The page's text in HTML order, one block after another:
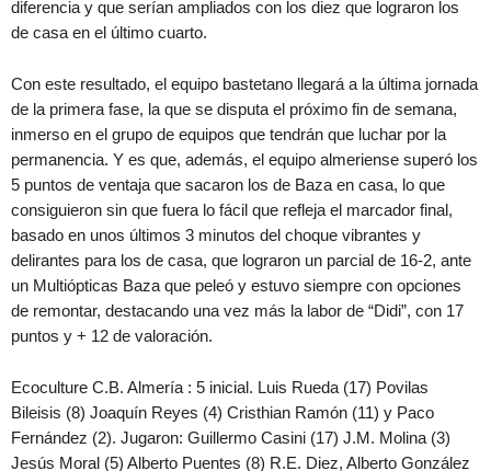
diferencia y que serían ampliados con los diez que lograron los
de casa en el último cuarto.
Con este resultado, el equipo bastetano llegará a la última jornada
de la primera fase, la que se disputa el próximo fin de semana,
inmerso en el grupo de equipos que tendrán que luchar por la
permanencia. Y es que, además, el equipo almeriense superó los
5 puntos de ventaja que sacaron los de Baza en casa, lo que
consiguieron sin que fuera lo fácil que refleja el marcador final,
basado en unos últimos 3 minutos del choque vibrantes y
delirantes para los de casa, que lograron un parcial de 16-2, ante
un Multiópticas Baza que peleó y estuvo siempre con opciones
de remontar, destacando una vez más la labor de “Didi”, con 17
puntos y + 12 de valoración.
Ecoculture C.B. Almería : 5 inicial. Luis Rueda (17) Povilas
Bileisis (8) Joaquín Reyes (4) Cristhian Ramón (11) y Paco
Fernández (2). Jugaron: Guillermo Casini (17) J.M. Molina (3)
Jesús Moral (5) Alberto Puentes (8) R.E. Diez, Alberto González